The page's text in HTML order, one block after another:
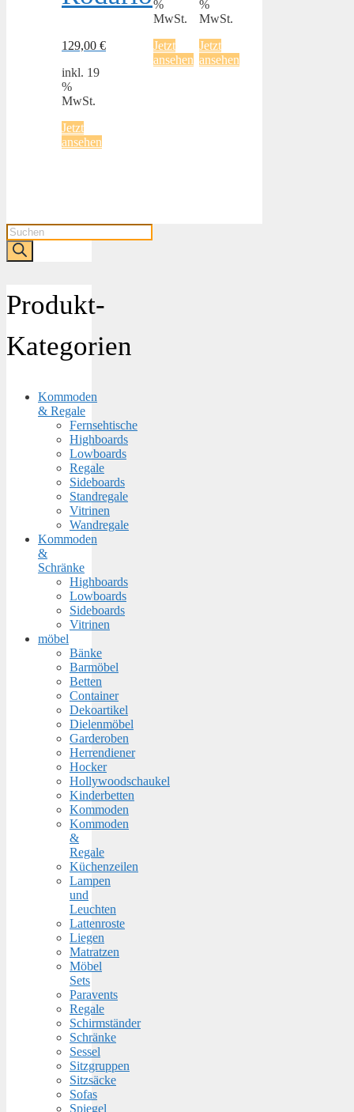
129,00 €
inkl. 19
%
MwSt.
Jetzt
ansehen
%
MwSt.
Jetzt
ansehen
%
MwSt.
Jetzt
ansehen
Products
search
Produkt-
Kategorien
Kommoden
& Regale
Fernsehtische
Highboards
Lowboards
Regale
Sideboards
Standregale
Vitrinen
Wandregale
Kommoden
&
Schränke
Highboards
Lowboards
Sideboards
Vitrinen
möbel
Bänke
Barmöbel
Betten
Container
Dekoartikel
Dielenmöbel
Garderoben
Herrendiener
Hocker
Hollywoodschaukel
Kinderbetten
Kommoden
Kommoden
&
Regale
Küchenzeilen
Lampen
und
Leuchten
Lattenroste
Liegen
Matratzen
Möbel
Sets
Paravents
Regale
Schirmständer
Schränke
Sessel
Sitzgruppen
Sitzsäcke
Sofas
Spiegel